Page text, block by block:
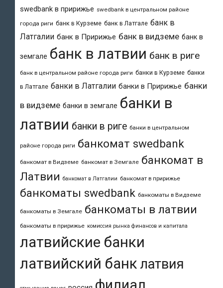
swedbank в пририжье swedbank в центральном районе
города риги банк в Курземе банк в Латгале банк в
Латгалии банк в Пририжье банк в видземе банк в
земгале банк в латвии банк в риге
банк в центральном районе города риги банки в Курземе банки
в Латгале банки в Латгалии банки в Пририжье банки
в видземе банки в земгале банки в
латвии банки в риге банки в центральном
районе города риги банкомат swedbank
банкомат в Видземе банкомат в Земгале банкомат в
Латвии банкомат в Латгалии банкомат в пририжье
банкоматы swedbank банкоматы в Видземе
банкоматы в Земгале банкоматы в латвии
банкоматы в пририжье комиссия рынка финансов и капитала
латвийские банки
латвийский банк латвия